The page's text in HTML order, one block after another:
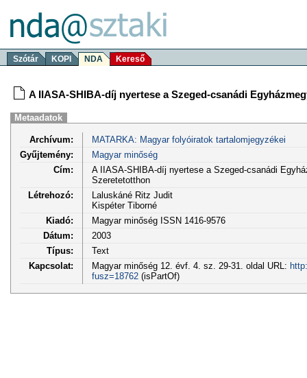
Szótár KOPI NDA Kereső
A IIASA-SHIBA-díj nyertese a Szeged-csanádi
Metaadatok
Archívum:
MATARKA: Magyar folyóiratok tartalomjegyzékei
Gyűjtemény:
Magyar minőség
Cím:
A IIASA-SHIBA-díj nyertese a Szeged-csanádi
Szeretetotthon
Létrehozó:
Laluskáné Ritz Judit
Kispéter Tiborné
Kiadó:
Magyar minőség ISSN 1416-9576
Dátum:
2003
Típus:
Text
Kapcsolat:
Magyar minőség 12. évf. 4. sz. 29-31. oldal URL:
fusz=18762(isPartOf)